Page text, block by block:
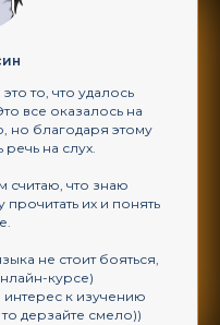
то, что удалось
все оказалось на
но благодаря этому
на слух.
считаю, что знаю
их и понять
не стоит бояться,
курсе)
интерес к изучению
дерзайте смело))